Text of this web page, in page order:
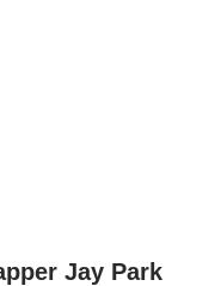
Jay Park